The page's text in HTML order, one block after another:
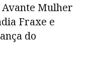
Mulher
Fraxe e
do